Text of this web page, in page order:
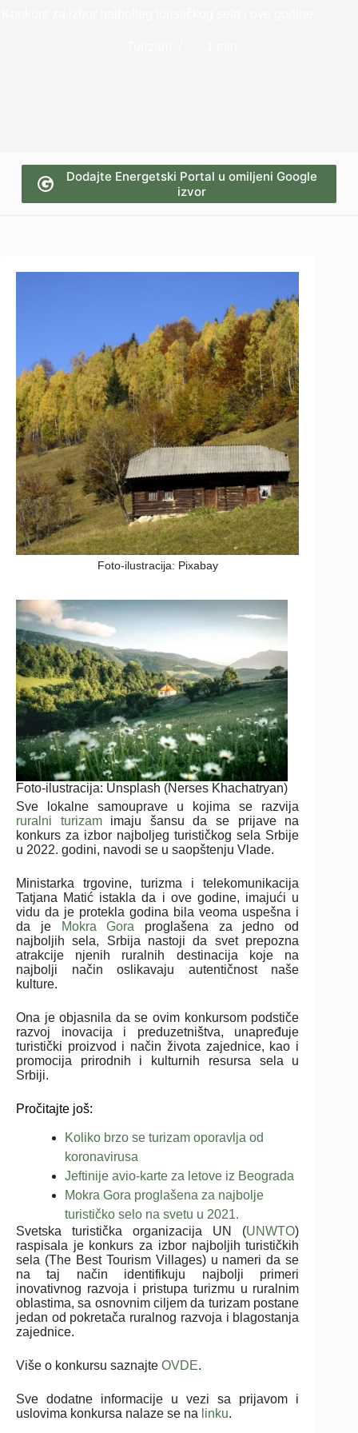
Dodajte Energetski Portal u omiljeni Google
izvor
Foto-ilustracija: Pixabay
Foto-ilustracija: Unsplash (Nerses Khachatryan)
Sve lokalne samouprave u kojima se razvija
ruralni turizamimaju šansu da se prijave na
konkurs za izbor najboljeg turističkog sela Srbije
u 2022. godini, navodi se u saopštenju Vlade.
Ministarka trgovine, turizma i telekomunikacija
Tatjana Matić istakla da i ove godine, imajući u
vidu da je protekla godina bila veoma uspešna i
da je
Mokra Gora proglašena za jedno od
najboljih sela, Srbija nastoji da svet prepozna
atrakcije njenih ruralnih destinacija koje na
najbolji način oslikavaju autentičnost naše
kulture.
Ona je objasnila da se ovim konkursom podstiče
razvoj inovacija i preduzetništva, unapređuje
turistički proizvod i način života zajednice, kao i
promocija prirodnih i kulturnih resursa sela u
Srbiji.
Pročitajte još:
Koliko brzo se turizam oporavlja od
koronavirusa
Jeftinije avio-karte za letove iz Beograda
Mokra Gora proglašena za najbolje
turističko selo na svetu u 2021.
Svetska turistička organizacija UN (UNWTO)
raspisala je konkurs za izbor najboljih turističkih
sela (The Best Tourism Villages) u nameri da se
na taj način identifikuju najbolji primeri
inovativnog razvoja i pristupa turizmu u ruralnim
oblastima, sa osnovnim ciljem da turizam postane
jedan od pokretača ruralnog razvoja i blagostanja
zajednice.
Više o konkursu saznajte OVDE.
Sve dodatne informacije u vezi sa prijavom i
uslovima konkursa nalaze se na linku.